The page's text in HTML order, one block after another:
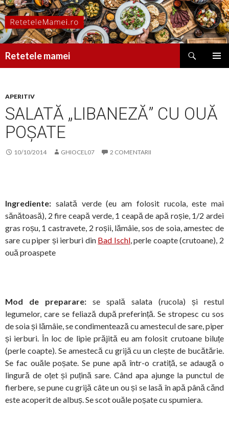
Retetele mamei
APERITIV
SALATĂ „LIBANEZĂ” CU OUĂ
POȘATE
10/10/2014 GHIOCEL07 2 COMENTARII
Ingrediente: salată verde (eu am folosit rucola, este mai
sănătoasă), 2 fire ceapă verde, 1 ceapă de apă roșie, 1/2 ardei
gras roșu, 1 castravete, 2 roșii, lămâie, sos de soia, amestec de
sare cu piper și ierburi din Bad Ischl, perle coapte (crutoane), 2
ouă proaspete
Mod de preparare: se spală salata (rucola) și restul
legumelor, care se feliază după preferință. Se stropesc cu sos
de soia și lămâie, se condimentează cu amestecul de sare, piper
și ierburi. În loc de lipie prăjită eu am folosit crutoane biluțe
(perle coapte). Se amestecă cu grijă cu un clește de bucătărie.
Se fac ouăle poșate. Se pune apă într-o cratiță, se adaugă o
lingură de oțet și puțină sare. Când apa ajunge la punctul de
fierbere, se pune cu grijă câte un ou și se lasă în apă până cănd
este acoperit de albuș. Se scot ouăle poșate cu spumiera.